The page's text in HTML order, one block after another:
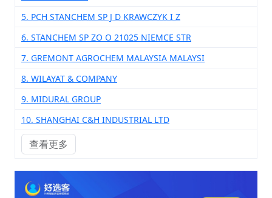
5. PCH STANCHEM SP J D KRAWCZYK I Z
6. STANCHEM SP ZO O 21025 NIEMCE STR
7. GREMONT AGROCHEM MALAYSIA MALAYSI
8. WILAYAT & COMPANY
9. MIDURAL GROUP
10. SHANGHAI C&H INDUSTRIAL LTD
查看更多